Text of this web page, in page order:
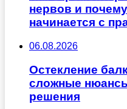
нервов и
начинается с
06.08.2026
Остекление
сложные
решения